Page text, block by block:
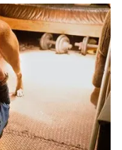
150 में 120 सवाल लीक,
पर मिले जवाब, CID